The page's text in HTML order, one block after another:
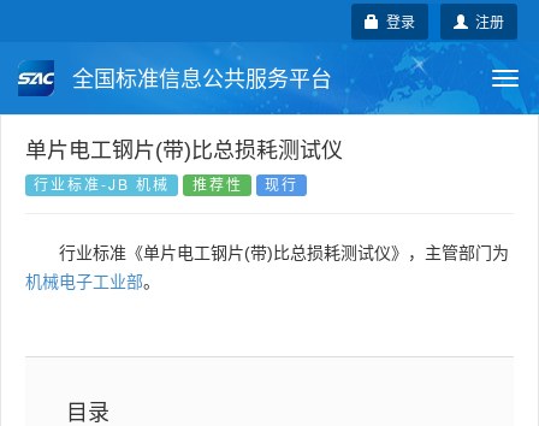
注册
登录
全国标准信息公共服务平台
国家标准 行业标准
国外标准 技术委员会
单片电工钢片(带)比总损耗测试仪
行业标准-JB 机械 推荐性 现行
行业标准《单片电工钢片(带)比总损耗测试仪》，主管部门为
机械电子工业部。
目录